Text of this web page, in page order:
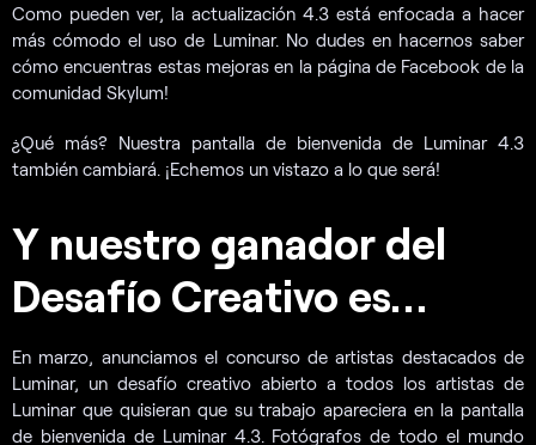
Como pueden ver, la actualización 4.3 está enfocada a hacer
más cómodo el uso de Luminar. No dudes en hacernos saber
cómo encuentras estas mejoras en la página de Facebook de la
comunidad Skylum!
¿Qué más? Nuestra pantalla de bienvenida de Luminar 4.3
también cambiará. ¡Echemos un vistazo a lo que será!
Y nuestro ganador del
Desafío Creativo es…
En marzo, anunciamos el concurso de artistas destacados de
Luminar, un desafío creativo abierto a todos los artistas de
Luminar que quisieran que su trabajo apareciera en la pantalla
de bienvenida de Luminar 4.3. Fotógrafos de todo el mundo